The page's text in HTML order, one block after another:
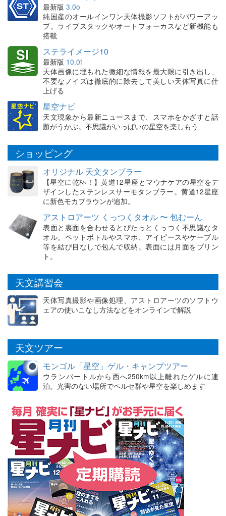
最新版 3.0o
純国産のオールインワン天体撮影ソフトがパワーアッ
プ。ライブスタックやオートフォーカスなど新機能も
搭載
ステライメージ10
最新版 10.0f
天体画像に埋もれた微細な情報を最大限に引き出し、
不要なノイズは徹底的に除去して美しい天体写真に仕
上げる
星空ナビ
天文現象から最新ニュースまで、スマホをかざすと話
題がうかぶ。不思議がいっぱいの星空を楽しもう
ショッピング
オリジナル 天文タンブラー
【星空に乾杯！】黄道12星座とマウナケアの星空をデ
ザインしたステンレスサーモタンブラー。黄道12星座
に新色モカブラウンが追加。
アストロアーツ くっつくタオル 〜 包むーん
表面と裏面を合わせるとぴたっとくっつく不思議なタ
オル。ペットボトルやスマホ、アイピースやケーブル
等を結び目なしで包んで収納。表面には月面をプリン
ト。
天文講習会
天体写真撮影や画像処理、アストロアーツのソフトウ
ェアの使いこなし方法などをオンラインで解説
天文ツアー
モンゴル「星空」ゲル・キャンプツアー
ウランバートルから西へ250km以上離れたゲルに連
泊。光害のない場所でペルセ群や星空を楽しめます